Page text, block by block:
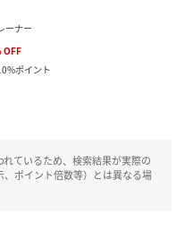
ーナー
OFF
ポイント
ているため、検索結果が実際の
ポイント倍数等）とは異なる場